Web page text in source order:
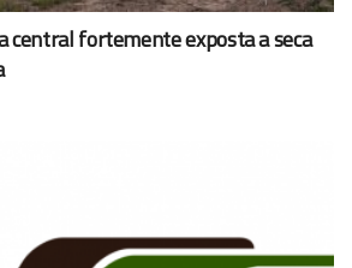
central fortemente exposta a seca